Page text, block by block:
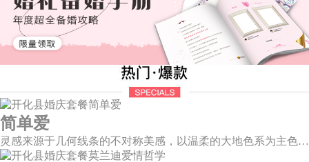
简单爱
灵感来源于几何线条的不对称美感，以温柔的大地色系为主色调，空间上，利用几何线条进行完美切割，配以柔和色系的花艺点缀，构造了一个温馨柔和、清新复古的空间。